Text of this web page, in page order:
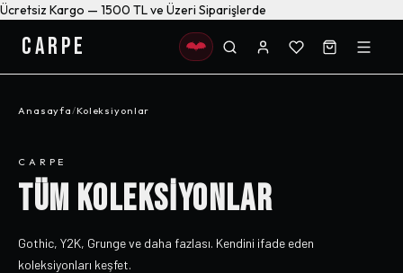
Ücretsiz Kargo — 1500 TL ve Üzeri Siparişlerde
CARPE
Anasayfa/Koleksiyonlar
CARPE
TÜM KOLEKSİYONLAR
Gothic, Y2K, Grunge ve daha fazlası. Kendini ifade eden
koleksiyonları keşfet.